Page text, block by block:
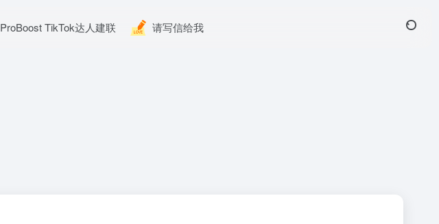
ProBoost TikTok达人建联 请写信给我